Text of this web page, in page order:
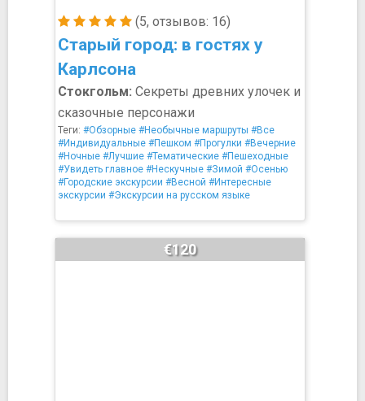
(5, отзывов: 16)
Старый город: в гостях у
Карлсона
Стокгольм: Секреты древних улочек и
сказочные персонажи
Теги: #Обзорные #Необычные маршруты #Все
#Индивидуальные #Пешком #Прогулки #Вечерние
#Ночные #Лучшие #Тематические #Пешеходные
#Увидеть главное #Нескучные #Зимой #Осенью
#Городские экскурсии #Весной #Интересные
экскурсии #Экскурсии на русском языке
€120